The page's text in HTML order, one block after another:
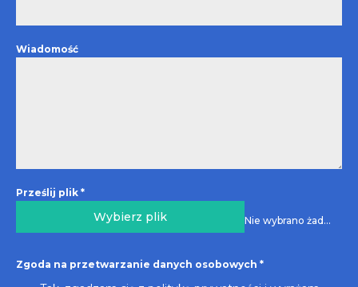
Wiadomość
Prześlij plik *
Wybierz plik Nie wybrano żadnego pliku
Zgoda na przetwarzanie danych osobowych *